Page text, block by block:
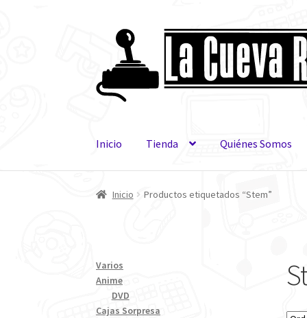
Saltar
navegación
contenido
Inicio Tienda Quiénes Somos
Inicio Productos etiquetados “Stem”
Varios
Anime
DVD
Cajas Sorpresa